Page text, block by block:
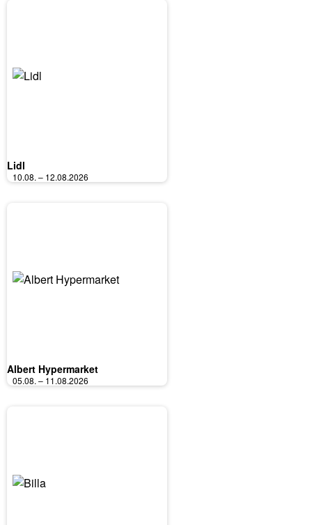
Lidl
10.08. – 12.08.2026
Albert Hypermarket
05.08. – 11.08.2026